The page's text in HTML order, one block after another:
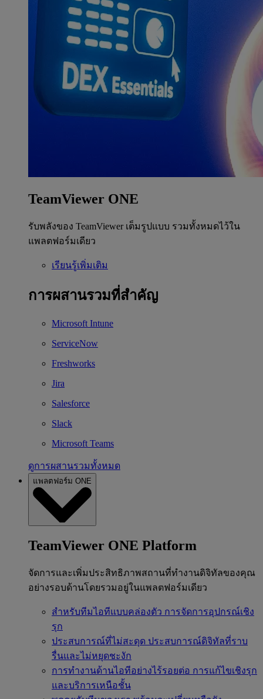
TeamViewer ONE
รับพลังของ TeamViewer เต็มรูปแบบ รวมทั้งหมดไว้ใน
แพลตฟอร์มเดียว
เรียนรู้เพิ่มเติม
การผสานรวมที่สำคัญ
Microsoft Intune
ServiceNow
Freshworks
Jira
Salesforce
Slack
Microsoft Teams
ดูการผสานรวมทั้งหมด
แพลตฟอร์ม ONE
TeamViewer ONE Platform
จัดการและเพิ่มประสิทธิภาพสถานที่ทำงานดิจิทัลของคุณ
อย่างรอบด้านโดยรวมอยู่ในแพลตฟอร์มเดียว
สำหรับทีมไอทีแบบคล่องตัว การจัดการอุปกรณ์เชิง
รุก
ประสบการณ์ที่ไม่สะดุด ประสบการณ์ดิจิทัลที่ราบ
รื่นและไม่หยุดชะงัก
การทำงานด้านไอทีอย่างไร้รอยต่อ การแก้ไขเชิงรุก
และบริการเหนือชั้น